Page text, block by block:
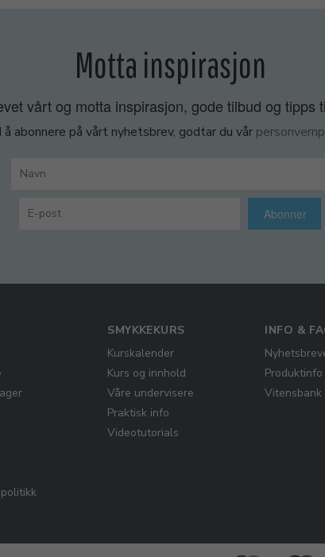
Motta inspirasjon
vårt og motta inspirasjon, gode tilbud og tipps
å abonnere på vårt nyhetsbrev, godtar du vår
Abonner
SMYKKEKURS
Kurskalender
Kurs og innhold
Våre undervisere
Praktisk info
Videotutorials
INFO &
Produktinfo
Vitensbank